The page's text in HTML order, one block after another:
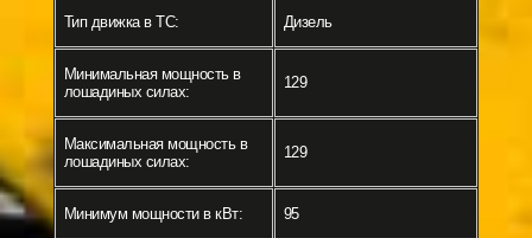
Тип движка в ТС: Дизель
Минимальная мощность в
лошадиных силах:
129
Максимальная мощность в
лошадиных силах:
129
Минимум мощности в кВт: 95